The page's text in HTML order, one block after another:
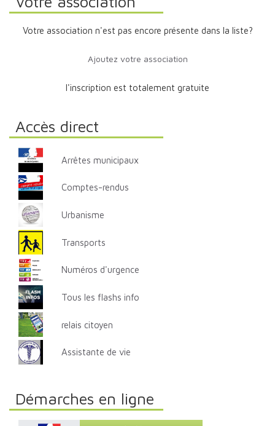
Votre association n'est pas encore présente dans la liste?
Ajoutez votre association
l'inscription est totalement gratuite
Accès direct
Arrêtes municipaux
Comptes-rendus
Urbanisme
Transports
Numéros d'urgence
Tous les flashs info
relais citoyen
Assistante de vie
Démarches en ligne